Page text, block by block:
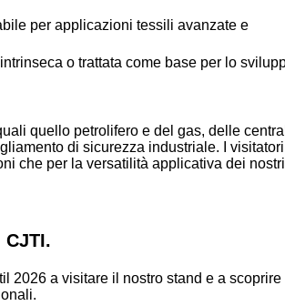
per applicazioni tessili avanzate e
o trattata come base per lo
quello petrolifero e del gas, delle
di sicurezza industriale. I visitatori
che per la versatilità applicativa dei nostri
2026 a visitare il nostro stand e a scoprire